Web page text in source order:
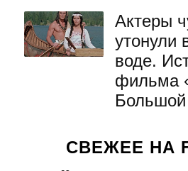
Актеры
утонули
воде.
фильма
СВЕЖЕЕ НА